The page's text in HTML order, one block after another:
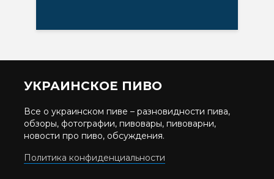
УКРАИНСКОЕ ПИВО
Все о украинском пиве – разновидности пива,
обзоры, фотографии, пивовары, пивоварни,
новости про пиво, обсуждения.
Политика конфиденциальности